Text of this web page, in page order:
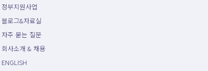
정부지원사업
블로그&자료실
자주 묻는 질문
회사소개 & 채용
ENGLISH